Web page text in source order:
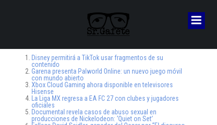
Disney permitirá a TikTok usar fragmentos de su
contenido
Garena presenta Palworld Online: un nuevo juego móvil
con mundo abierto
Xbox Cloud Gaming ahora disponible en televisores
Hisense
La Liga MX regresa a EA FC 27 con clubes y jugadores
oficiales
Documental revela casos de abuso sexual en
producciones de Nickelodeon: ‘Quiet on Set’